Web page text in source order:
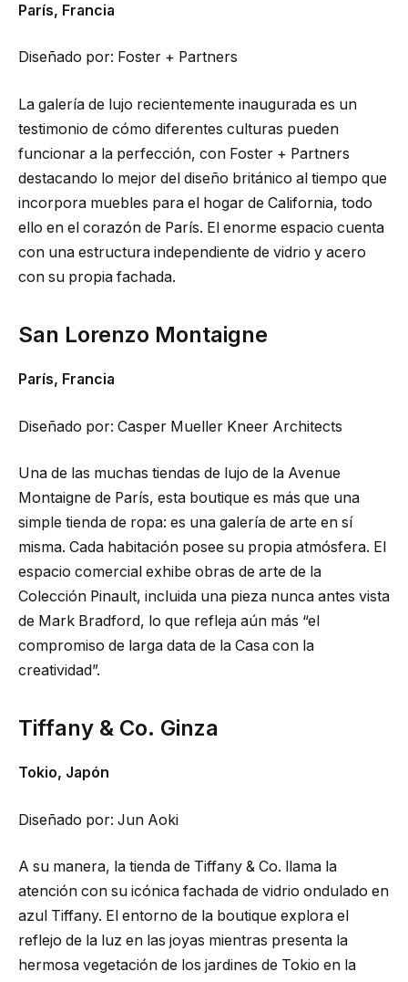
París, Francia
Diseñado por: Foster + Partners
La galería de lujo recientemente inaugurada es un
testimonio de cómo diferentes culturas pueden
funcionar a la perfección, con Foster + Partners
destacando lo mejor del diseño británico al tiempo que
incorpora muebles para el hogar de California, todo
ello en el corazón de París. El enorme espacio cuenta
con una estructura independiente de vidrio y acero
con su propia fachada.
San Lorenzo Montaigne
París, Francia
Diseñado por: Casper Mueller Kneer Architects
Una de las muchas tiendas de lujo de la Avenue
Montaigne de París, esta boutique es más que una
simple tienda de ropa: es una galería de arte en sí
misma. Cada habitación posee su propia atmósfera. El
espacio comercial exhibe obras de arte de la
Colección Pinault, incluida una pieza nunca antes vista
de Mark Bradford, lo que refleja aún más “el
compromiso de larga data de la Casa con la
creatividad”.
Tiffany & Co. Ginza
Tokio, Japón
Diseñado por: Jun Aoki
A su manera, la tienda de Tiffany & Co. llama la
atención con su icónica fachada de vidrio ondulado en
azul Tiffany. El entorno de la boutique explora el
reflejo de la luz en las joyas mientras presenta la
hermosa vegetación de los jardines de Tokio en la